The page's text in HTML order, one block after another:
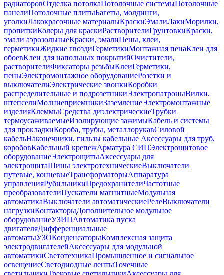
радиаторовОтделка потолкаПотолочные системыПотолочные
панелиПотолочные плитыБагеты, молдинги,
уголкиЛакокрасочные материалыКраскиЭмалиЛакиМорилки,
пропиткиКолеры для краскиРастворителиГрунтовкиКраски,
эмали аэрозольныеКраски, эмалиПены, клеи,
герметикиЖидкие гвоздиГерметикиМонтажная пенаКлеи для
обоевКлеи для напольных покрытийОчистители,
растворителиФиксаторы резьбыКлеиГерметики,
пеныЭлектромонтажное оборудованиеРозетки и
выключателиЭлектрические звонкиКоробки
распределительные и подрозетникиЭлектропатроныВилки,
штепселиМолниеприемникиЗаземлениеЭлектромонтажные
изделияКлеммыСредства диэлектрическиеТрубки
термоусаживаемыеИзолирующие зажимыКабель и системы
для прокладкиКороба, трубы, металлорукавСиловой
кабельНаконечники, гильзы кабельные Аксессуары для труб,
коробовКабельный крепежАрматура СИПЭлектрощитовое
оборудованиеЭлектрощитыАксессуары для
электрощитаШины электротехническиеВыключатели
путевые, концевыеТрансформаторыАппаратура
управленияРубильникиПредохранителиЧастотные
преобразователиПускатели магнитныеМодульная
автоматикаВыключатели автоматическиеРелеВыключатели
нагрузкиКонтакторыДополнительное модульное
оборудованиеУЗИПАвтоматика пуска
двигателяДифференциальные
автоматыУЗОКонденсаторыКомплексная защита
электродвигателейАксессуары для модульной
автоматикиСветотехникаПромышленное и сигнальное
освещениеСветодиодные лентыТочечные